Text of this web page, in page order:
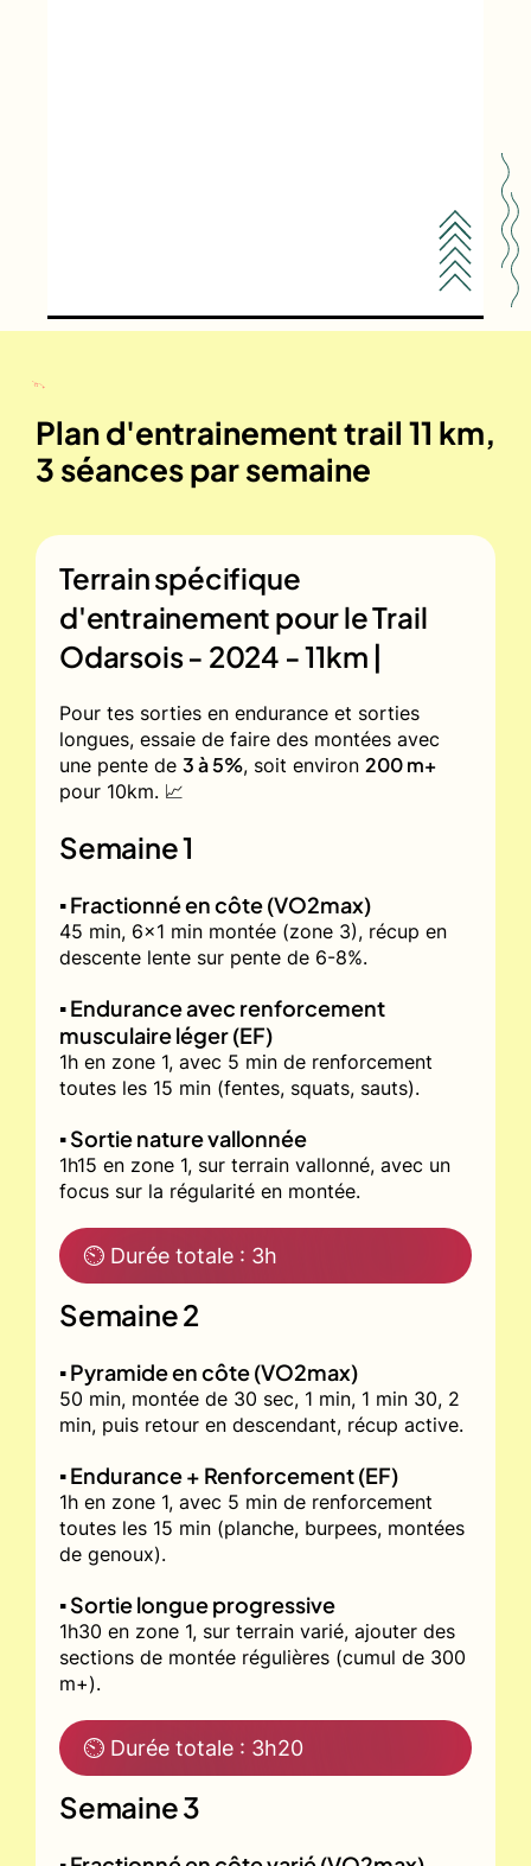
Plan d'entrainement trail 11 km,
3 séances par semaine
Terrain spécifique
d'entrainement pour leTrail
Odarsois - 2024 - 11km |
Pour tes sorties en endurance et sorties
longues, essaie de faire des montées avec
une pente de 3 à 5%, soit environ 200 m+
pour 10km. 📈
Semaine 1
▪️ Fractionné en côte (VO2max)
45 min, 6x1 min montée (zone 3), récup en
descente lente sur pente de 6-8%.
▪️ Endurance avec renforcement
musculaire léger (EF)
1h en zone 1, avec 5 min de renforcement
toutes les 15 min (fentes, squats, sauts).
▪️ Sortie nature vallonnée
1h15 en zone 1, sur terrain vallonné, avec un
focus sur la régularité en montée.
⏲ Durée totale : 3h
Semaine 2
▪️ Pyramide en côte (VO2max)
50 min, montée de 30 sec, 1 min, 1 min 30, 2
min, puis retour en descendant, récup active.
▪️ Endurance + Renforcement (EF)
1h en zone 1, avec 5 min de renforcement
toutes les 15 min (planche, burpees, montées
de genoux).
▪️ Sortie longue progressive
1h30 en zone 1, sur terrain varié, ajouter des
sections de montée régulières (cumul de 300
m+).
⏲ Durée totale : 3h20
Semaine 3